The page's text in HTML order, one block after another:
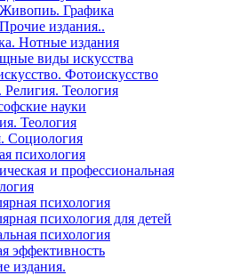
Живопиь. Графика
Прочие издания..
Нотные издания
виды искусства
Фотоискусство
Теология
науки
Теология
Социология
психология
и профессиональная
психология
психология для детей
психология
эффективность
издания.